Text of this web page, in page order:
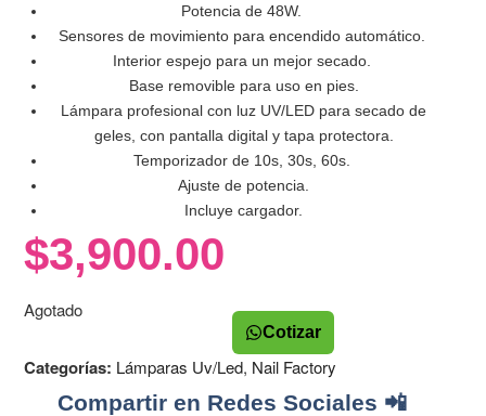
Potencia de 48W.
Sensores de movimiento para encendido automático.
Interior espejo para un mejor secado.
Base removible para uso en pies.
Lámpara profesional con luz UV/LED para secado de
geles, con pantalla digital y tapa protectora.
Temporizador de 10s, 30s, 60s.
Ajuste de potencia.
Incluye cargador.
$3,900.00
Agotado
Cotizar
Categorías: Lámparas Uv/Led, Nail Factory
Compartir en Redes Sociales 📲